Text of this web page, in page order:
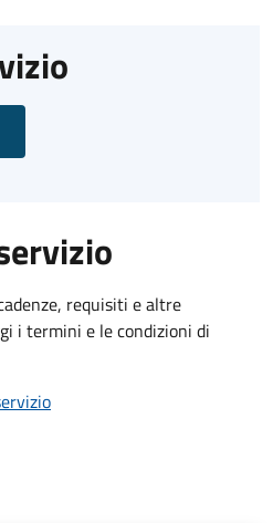
requisiti e altre
i termini e le condizioni di